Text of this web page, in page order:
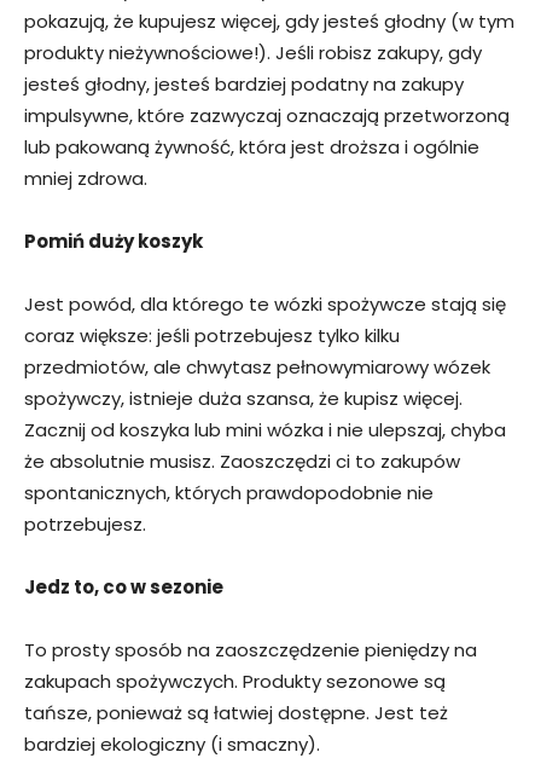
pokazują, że kupujesz więcej, gdy jesteś głodny (w tym
produkty nieżywnościowe!). Jeśli robisz zakupy, gdy
jesteś głodny, jesteś bardziej podatny na zakupy
impulsywne, które zazwyczaj oznaczają przetworzoną
lub pakowaną żywność, która jest droższa i ogólnie
mniej zdrowa.
Pomiń duży koszyk
Jest powód, dla którego te wózki spożywcze stają się
coraz większe: jeśli potrzebujesz tylko kilku
przedmiotów, ale chwytasz pełnowymiarowy wózek
spożywczy, istnieje duża szansa, że ​​kupisz więcej.
Zacznij od koszyka lub mini wózka i nie ulepszaj, chyba
że absolutnie musisz. Zaoszczędzi ci to zakupów
spontanicznych, których prawdopodobnie nie
potrzebujesz.
Jedz to, co w sezonie
To prosty sposób na zaoszczędzenie pieniędzy na
zakupach spożywczych. Produkty sezonowe są
tańsze, ponieważ są łatwiej dostępne. Jest też
bardziej ekologiczny (i smaczny).